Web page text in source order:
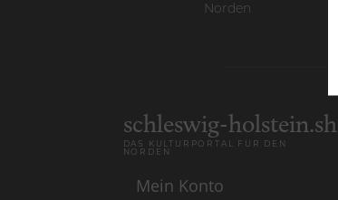
Norden
schleswig-holstein.sh
DAS KULTURPORTAL FÜR DEN
NORDEN
Mein Konto